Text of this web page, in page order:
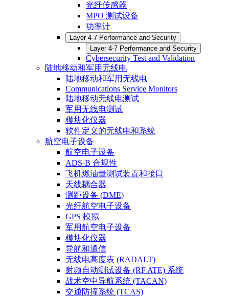
光纤传感器
MPO 测试设备
功率计
Layer 4-7 Performance and Security
Layer 4-7 Performance and Security
Cybersecurity Test and Validation
陆地移动和军用无线电
陆地移动和军用无线电
Communications Service Monitors
陆地移动无线电测试
军用无线电测试
模块化仪器
软件定义的无线电和系统
航空电子设备
航空电子设备
ADS-B 合规性
飞机燃油量测试装置和接口
天线耦合器
测距设备 (DME)
光纤航空电子设备
GPS 模拟
军用航空电子设备
模块化仪器
导航和通信
无线电高度表 (RADALT)
射频自动测试设备 (RF ATE) 系统
战术空中导航系统 (TACAN)
交通防撞系统 (TCAS)